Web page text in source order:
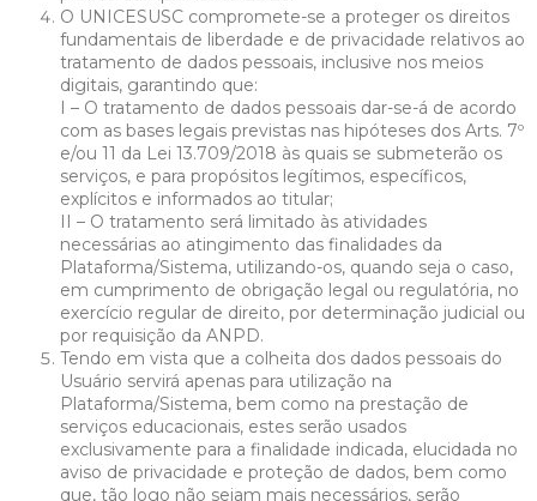
O UNICESUSC compromete-se a proteger os direitos
fundamentais de liberdade e de privacidade relativos ao
tratamento de dados pessoais, inclusive nos meios
digitais, garantindo que:
I – O tratamento de dados pessoais dar-se-á de acordo
com as bases legais previstas nas hipóteses dos Arts. 7º
e/ou 11 da Lei 13.709/2018 às quais se submeterão os
serviços, e para propósitos legítimos, específicos,
explícitos e informados ao titular;
II – O tratamento será limitado às atividades
necessárias ao atingimento das finalidades da
Plataforma/Sistema, utilizando-os, quando seja o caso,
em cumprimento de obrigação legal ou regulatória, no
exercício regular de direito, por determinação judicial ou
por requisição da ANPD.
Tendo em vista que a colheita dos dados pessoais do
Usuário servirá apenas para utilização na
Plataforma/Sistema, bem como na prestação de
serviços educacionais, estes serão usados
exclusivamente para a finalidade indicada, elucidada no
aviso de privacidade e proteção de dados, bem como
que, tão logo não sejam mais necessários, serão